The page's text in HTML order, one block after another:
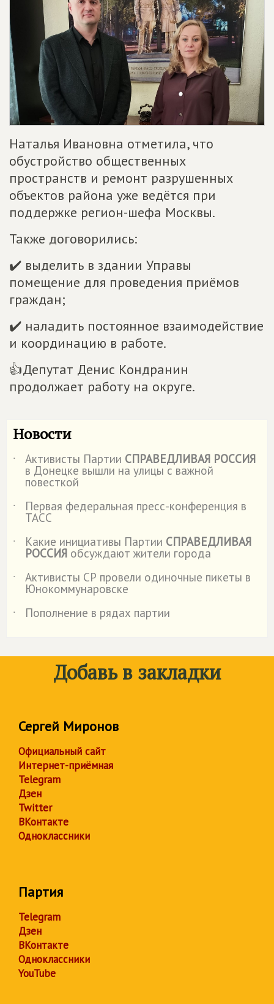
Наталья Ивановна отметила, что
обустройство общественных
пространств и ремонт разрушенных
объектов района уже ведётся при
поддержке регион-шефа Москвы.
Также договорились:
✔️ выделить в здании Управы
помещение для проведения приёмов
граждан;
✔️ наладить постоянное взаимодействие
и координацию в работе.
👍Депутат Денис Кондранин
продолжает работу на округе.
Новости
˙ Активисты Партии СПРАВЕДЛИВАЯ РОССИЯ
в Донецке вышли на улицы с важной
повесткой
˙
Первая федеральная пресс-конференция в
ТАСС
˙
Какие инициативы Партии СПРАВЕДЛИВАЯ
РОССИЯ обсуждают жители города
˙
Активисты СР провели одиночные пикеты в
Юнокоммунаровске
˙
Пополнение в рядах партии
Добавь в закладки
Сергей Миронов
Официальный сайт
Интернет-приёмная
Telegram
Дзен
Twitter
ВКонтакте
Одноклассники
Партия
Telegram
Дзен
ВКонтакте
Одноклассники
YouTube